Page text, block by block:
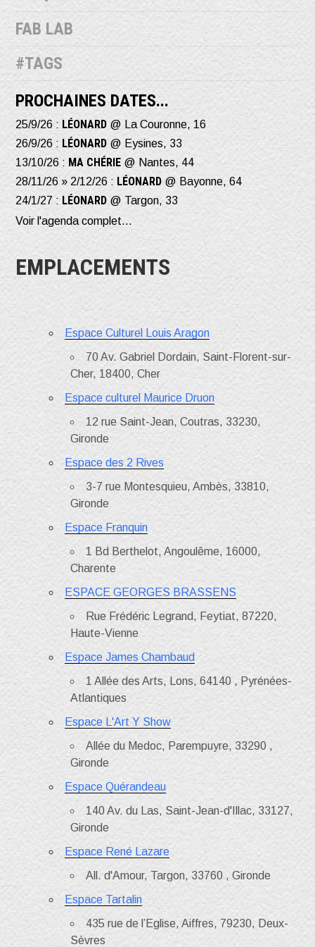
FAB LAB
#TAGS
PROCHAINES DATES...
25/9/26 : LÉONARD @ La Couronne, 16
26/9/26 : LÉONARD @ Eysines, 33
13/10/26 : MA CHÉRIE @ Nantes, 44
28/11/26 » 2/12/26 : LÉONARD @ Bayonne, 64
24/1/27 : LÉONARD @ Targon, 33
Voir l'agenda complet...
EMPLACEMENTS
Espace Culturel Louis Aragon
70 Av. Gabriel Dordain, Saint-Florent-sur-
Cher, 18400, Cher
Espace culturel Maurice Druon
12 rue Saint-Jean, Coutras, 33230,
Gironde
Espace des 2 Rives
3-7 rue Montesquieu, Ambès, 33810,
Gironde
Espace Franquin
1 Bd Berthelot, Angoulême, 16000,
Charente
ESPACE GEORGES BRASSENS
Rue Frédéric Legrand, Feytiat, 87220,
Haute-Vienne
Espace James Chambaud
1 Allée des Arts, Lons, 64140 , Pyrénées-
Atlantiques
Espace L'Art Y Show
Allée du Medoc, Parempuyre, 33290 ,
Gironde
Espace Quérandeau
140 Av. du Las, Saint-Jean-d'Illac, 33127,
Gironde
Espace René Lazare
All. d'Amour, Targon, 33760 , Gironde
Espace Tartalin
435 rue de l’Eglise, Aiffres, 79230, Deux-
Sèvres